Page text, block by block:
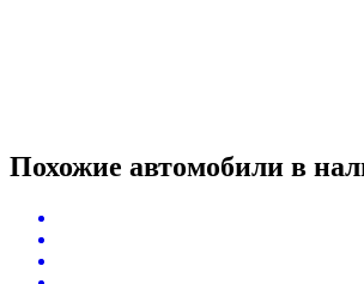
Похожие автомобили в